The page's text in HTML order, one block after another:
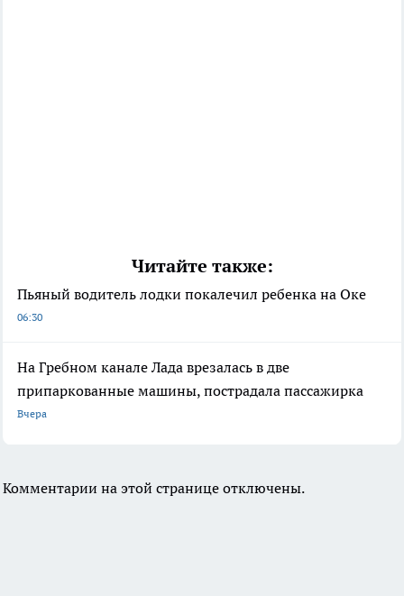
Читайте также:
Пьяный водитель лодки покалечил ребенка на Оке
06:30
На Гребном канале Лада врезалась в две
припаркованные машины, пострадала пассажирка
Вчера
Комментарии на этой странице отключены.